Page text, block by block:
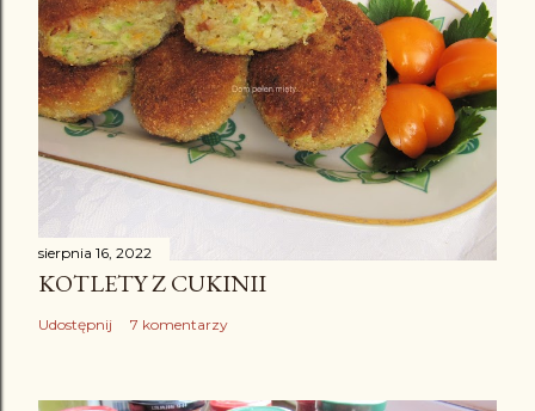
sierpnia 16, 2022
KOTLETY Z CUKINII
Udostępnij 7 komentarzy